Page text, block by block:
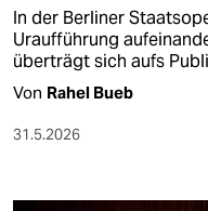
In der Berliner
Uraufführung
überträgt sich aufs
Von Rahel Bueb
31.5.2026